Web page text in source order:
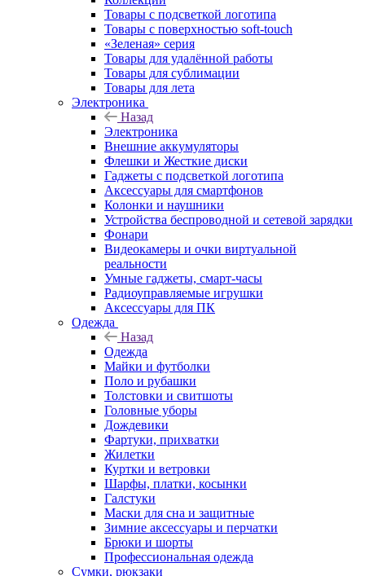
Товары с подсветкой логотипа
Товары с поверхностью soft-touch
«Зеленая» серия
Товары для удалённой работы
Товары для сублимации
Товары для лета
Электроника
Назад
Электроника
Внешние аккумуляторы
Флешки и Жесткие диски
Гаджеты с подсветкой логотипа
Аксессуары для смартфонов
Колонки и наушники
Устройства беспроводной и сетевой зарядки
Фонари
Видеокамеры и очки виртуальной
реальности
Умные гаджеты, смарт-часы
Радиоуправляемые игрушки
Аксессуары для ПК
Одежда
Назад
Одежда
Майки и футболки
Поло и рубашки
Толстовки и свитшоты
Головные уборы
Дождевики
Фартуки, прихватки
Жилетки
Куртки и ветровки
Шарфы, платки, косынки
Галстуки
Маски для сна и защитные
Зимние аксессуары и перчатки
Брюки и шорты
Профессиональная одежда
Сумки, рюкзаки